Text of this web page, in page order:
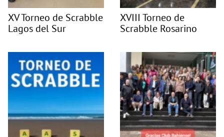
XV Torneo de Scrabble
Lagos del Sur
XVIII Torneo de
Scrabble Rosarino